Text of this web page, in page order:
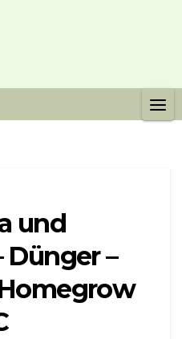
und
Dünger –